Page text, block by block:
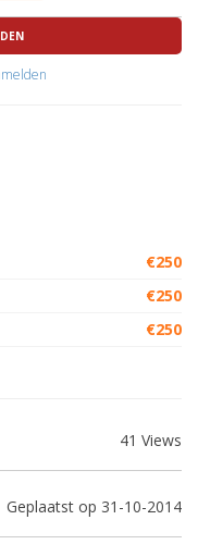
€250
€250
€250
41 Views
Geplaatst op 31-10-2014